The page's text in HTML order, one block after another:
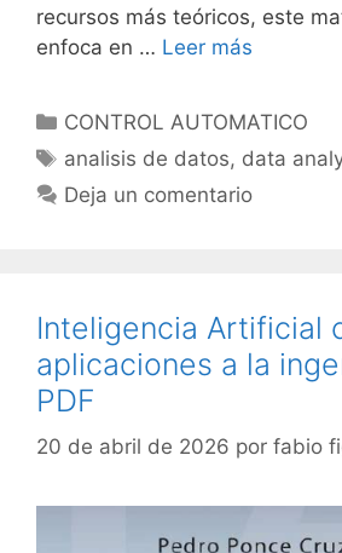
recursos más teóricos, este
enfoca en … Leer más
C
e
í
a
s
CONTROL AUTOMATICO
E
t
t
a
s
analisis de datos, data
Deja un comentario
Inteligencia Artificial
aplicaciones a la
PDF
20 de abril de 2026 por fabio